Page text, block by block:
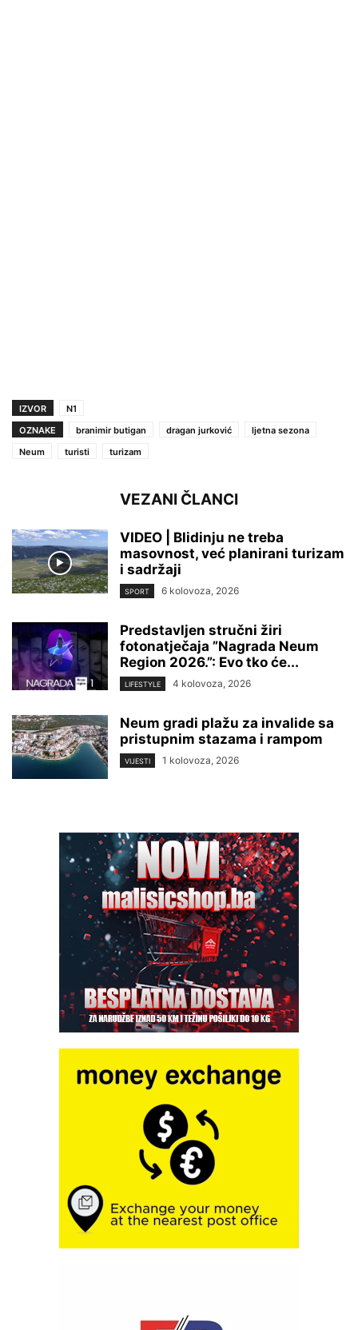
IZVOR
N1
OZNAKE
branimir butigan dragan jurković
ljetna sezona
Neum
turisti turizam
VEZANI ČLANCI
VIDEO | Blidinju ne treba
masovnost, već planirani turizam
i sadržaji
SPORT 6 kolovoza, 2026
Predstavljen stručni žiri
fotonatječaja ”Nagrada Neum
Region 2026.”: Evo tko će...
LIFESTYLE 4 kolovoza, 2026
Neum gradi plažu za invalide sa
pristupnim stazama i rampom
VIJESTI 1 kolovoza, 2026